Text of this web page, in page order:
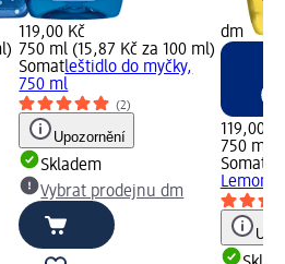
119,00 Kč
750 ml (15,87 Kč za 100 ml)
Somatleštidlo do myčky,
750 ml
(2)
Upozornění
Skladem
Vybrat prodejnu dm
dm
119,00
750 ml
Somat
Lemon